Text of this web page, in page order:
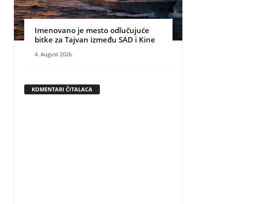
Imenovano je mesto odlučujuće
bitke za Tajvan između SAD i Kine
4. August 2026.
KOMENTARI ČITALACA